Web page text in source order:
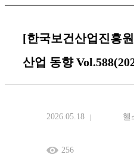
[한국보건산업진흥
산업 동향
2026.05.18 헬
256